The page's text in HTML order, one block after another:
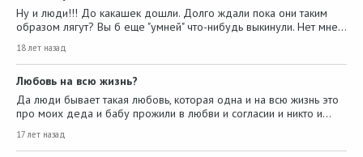
Ну и люди!!! До какашек дошли. Долго ждали пока они таким
образом лягут? Вы б еще "умней" что-нибудь выкинули. Нет мне…
18 лет назад
Любовь на всю жизнь?
Да люди бывает такая любовь, которая одна и на всю жизнь это
про моих деда и бабу прожили в любви и согласии и никто и…
17 лет назад